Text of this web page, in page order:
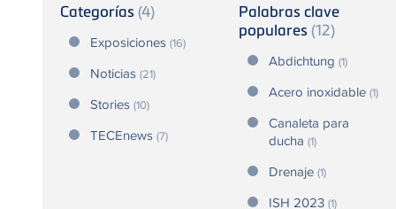
Categorías (4)
Exposiciones (16)
Noticias (21)
Stories (10)
TECEnews (7)
Palabras clave
populares (12)
Abdichtung (1)
Acero inoxidable (1)
Canaleta para
ducha (1)
Drenaje (1)
ISH 2023 (1)